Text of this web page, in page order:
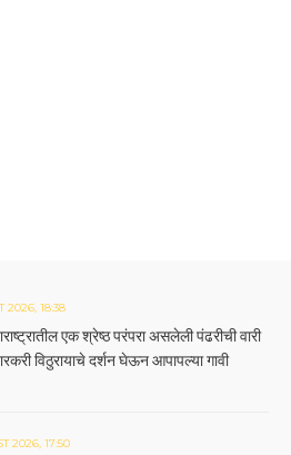
2026, 18:38
एक श्रेष्ठ परंपरा असलेली पंढरीची वारी
विठुरायाचे दर्शन घेऊन आपापल्या गावी
2026, 17:50